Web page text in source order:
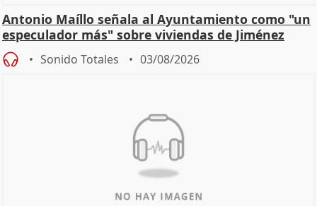
Antonio Maíllo señala al Ayuntamiento como "un
especulador más" sobre viviendas de Jiménez
Becerril
Sonido Totales 03/08/2026